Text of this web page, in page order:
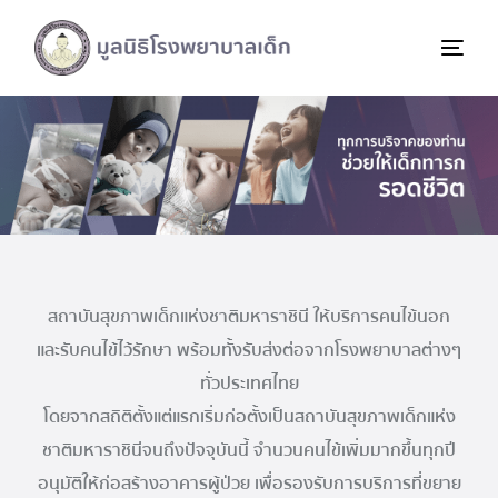
สถาบันสุขภาพเด็กแห่งชาติมหาราชินี ให้บริการคนไข้นอก
และรับคนไข้ไว้รักษา พร้อมทั้งรับส่งต่อจากโรงพยาบาลต่างๆ
ทั่วประเทศไทย
โดยจากสถิติตั้งแต่แรกเริ่มก่อตั้งเป็นสถาบันสุขภาพเด็กแห่ง
ชาติมหาราชินีจนถึงปัจจุบันนี้ จำนวนคนไข้เพิ่มมากขึ้นทุกปี
อนุมัติให้ก่อสร้างอาคารผู้ป่วย เพื่อรองรับการบริการที่ขยาย